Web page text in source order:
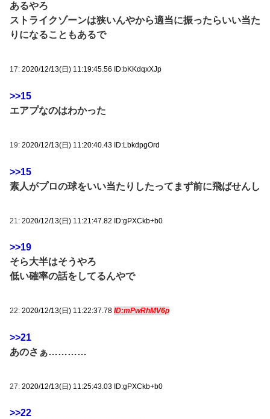
あるやろ
ストライクゾーンは狭いんやから適当に振ったらいい当た
りになることもあるで
17: 2020/12/13(日) 11:19:45.56 ID:bKKdqxXJp
>>15
エアプなのはわかった
19: 2020/12/13(日) 11:20:40.43 ID:LbkdpgOrd
>>15
素人がプロの球をいい当たりしたってまず前に飛ばせんし
21: 2020/12/13(日) 11:21:47.82 ID:gPXCkb+b0
>>19
そら大半はそうやろ
低い確率の話をしてるんやで
22: 2020/12/13(日) 11:22:37.78 ID:mPwRhMV6p
>>21
あのさぁ…………
27: 2020/12/13(日) 11:25:43.03 ID:gPXCkb+b0
>>22